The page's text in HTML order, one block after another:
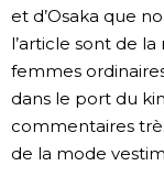
et d’Osaka que
l’article sont de
femmes
dans le port du
commentaires
de la mode